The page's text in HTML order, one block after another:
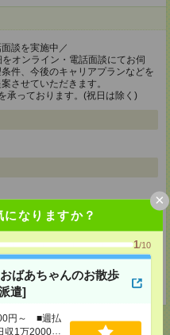
なりますか？
1/10
ばあちゃんのお散歩
遣]
円～ ■週払
1万2000円
×
談を実施中／
オンライン・電話面談にてお伺
件、今後のキャリアプランなどを
させていただきます。
承っております。(祝日は除く)
ロングビーチビル ・各線赤坂
歩5分
13:00～／15:00～／17:00～／